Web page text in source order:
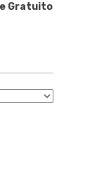
Gratuito